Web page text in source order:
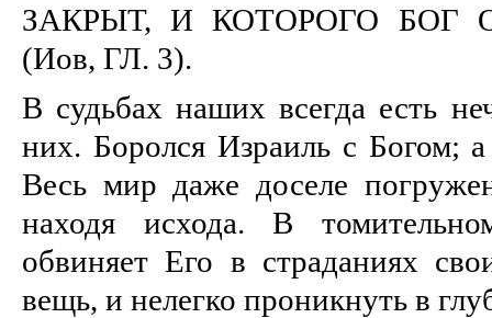
ЗАКРЫТ, И КОТОРОГО БОГ
(Иов, ГЛ. 3).
В судьбах наших всегда есть
них. Боролся Израиль с Богом;
Весь мир даже доселе
находя исхода. В
обвиняет Его в страданиях
вещь, и нелегко проникнуть в